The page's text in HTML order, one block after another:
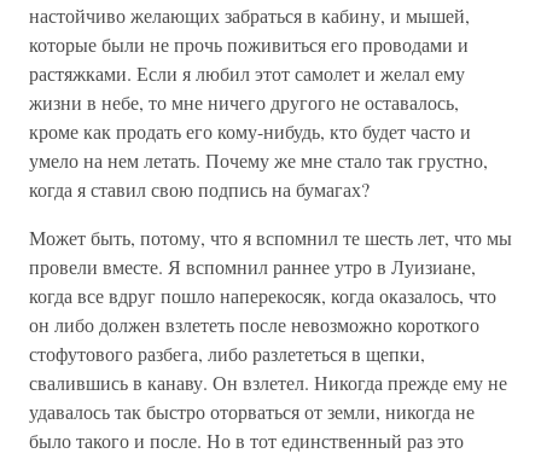
настойчиво желающих забраться в кабину, и мышей,
которые были не прочь поживиться его проводами и
растяжками. Если я любил этот самолет и желал ему
жизни в небе, то мне ничего другого не оставалось,
кроме как продать его кому-нибудь, кто будет часто и
умело на нем летать. Почему же мне стало так грустно,
когда я ставил свою подпись на бумагах?
Может быть, потому, что я вспомнил те шесть лет, что мы
провели вместе. Я вспомнил раннее утро в Луизиане,
когда все вдруг пошло наперекосяк, когда оказалось, что
он либо должен взлететь после невозможно короткого
стофутового разбега, либо разлететься в щепки,
свалившись в канаву. Он взлетел. Никогда прежде ему не
удавалось так быстро оторваться от земли, никогда не
было такого и после. Но в тот единственный раз это